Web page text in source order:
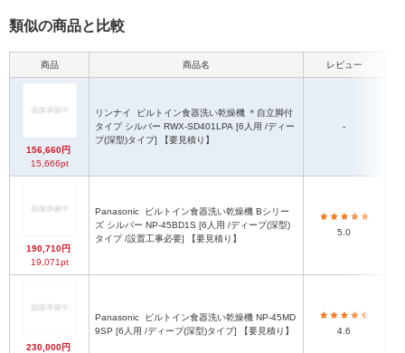
類似の商品と比較
商品 商品名 レビュー
156,660円
15,666pt
リンナイ
タイプ シルバー RWX-SD401LPA [6人用 /ディー
プ(深型)タイプ] 【要見積り】
-
190,710円
19,071pt
Panasonic
ズ シルバー NP-45BD1S [6人用 /ディープ(深型)
タイプ /設置工事必要] 【要見積り】
5.0
230,000円
Panasonic
9SP [6人用 /ディープ(深型)タイプ] 【要見積り】
4.6